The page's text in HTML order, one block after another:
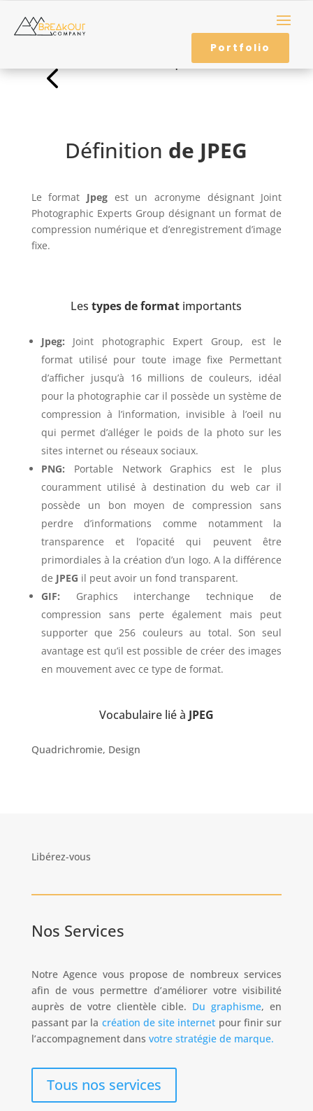
Portfolio
4 Retour au Lexique
Définition de JPEG
Le format Jpeg est un acronyme désignant Joint
Photographic Experts Group désignant un format de
compression numérique et d’enregistrement d’image
fixe.
Lestypes de format importants
Jpeg: Joint photographic Expert Group, est le
format utilisé pour toute image fixe Permettant
d’afficher jusqu’à 16 millions de couleurs, idéal
pour la photographie car il possède un système de
compression à l’information, invisible à l’oeil nu
qui permet d’alléger le poids de la photo sur les
sites internet ou réseaux sociaux.
PNG: Portable Network Graphics est le plus
couramment utilisé à destination du web car il
possède un bon moyen de compression sans
perdre d’informations comme notamment la
transparence et l’opacité qui peuvent être
primordiales à la création d’un logo. A la différence
de JPEG il peut avoir un fond transparent.
GIF: Graphics interchange technique de
compression sans perte également mais peut
supporter que 256 couleurs au total. Son seul
avantage est qu’il est possible de créer des images
en mouvement avec ce type de format.
Vocabulaire lié à JPEG
Quadrichromie, Design
Libérez-vous
Nos Services
Notre Agence vous propose de nombreux services
afin de vous permettre d’améliorer votre visibilité
auprès de votre clientèle cible. Du graphisme, en
passant par la création de site internet pour finir sur
l’accompagnement dans votre stratégie de marque.
Tous nos services